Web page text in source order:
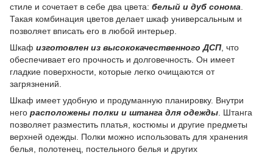
стиле и сочетает в себе два цвета: белый и дуб сонома
Такая комбинация цветов делает шкаф универсальным и
позволяет вписать его в любой интерьер.
Шкаф изготовлен из высококачественного ДСП, что
обеспечивает его прочность и долговечность. Он имеет
гладкие поверхности, которые легко очищаются от
загрязнений.
Шкаф имеет удобную и продуманную планировку. Внутри
него расположены полки и штанга для одежды . Штанга
позволяет разместить платья, костюмы и другие предметы
верхней одежды. Полки можно использовать для хранения
белья, полотенец, постельного белья и других